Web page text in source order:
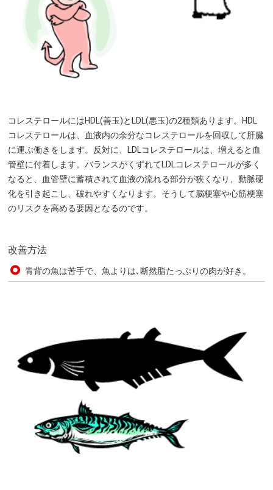
コレステロールにはHDL(善玉)とLDL(悪玉)の2種類あります。HDL
コレステロールは、血液内の余分なコレステロールを回収して肝臓
に運ぶ働きをします。反対に、LDLコレステロールは、増えると血
管壁に付着します。バランスがくずれてLDLコレステロールが多く
なると、血管壁に蓄積されて血液の流れる部分が狭くなり、動脈硬
化を引き起こし、破れやすくなります。そうして脳梗塞や心筋梗塞
のリスクを高める要因となるのです。
改善方法
青背の魚は苦手で、魚よりは､断然脂たっぷりの肉が好き。